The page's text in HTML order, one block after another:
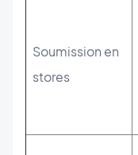
Soumission en
stores